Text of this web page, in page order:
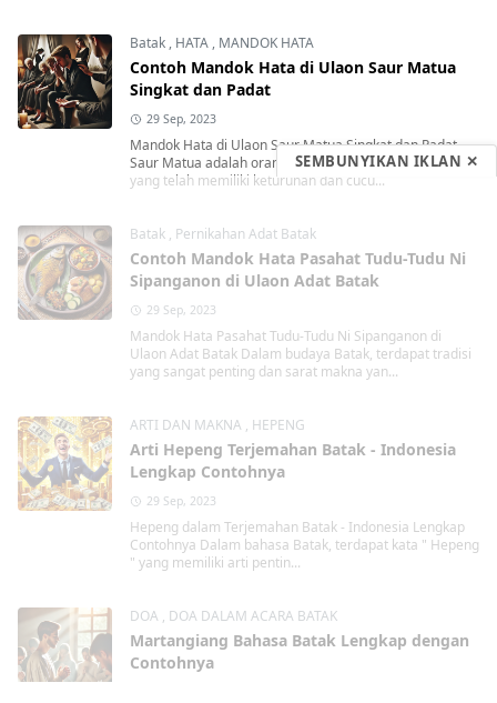
Batak , HATA , MANDOK HATA
Contoh Mandok Hata di Ulaon Saur Matua
Singkat dan Padat
29 Sep, 2023
Mandok Hata di Ulaon Saur Matua Singkat dan Padat
Saur Matua adalah orang yang telah meninggal dunia
yang telah memiliki keturunan dan cucu...
Batak , Pernikahan Adat Batak
Contoh Mandok Hata Pasahat Tudu-Tudu Ni
Sipanganon di Ulaon Adat Batak
29 Sep, 2023
Mandok Hata Pasahat Tudu-Tudu Ni Sipanganon di
Ulaon Adat Batak Dalam budaya Batak, terdapat tradisi
yang sangat penting dan sarat makna yan...
ARTI DAN MAKNA , HEPENG
Arti Hepeng Terjemahan Batak - Indonesia
Lengkap Contohnya
29 Sep, 2023
Hepeng dalam Terjemahan Batak - Indonesia Lengkap
Contohnya Dalam bahasa Batak, terdapat kata " Hepeng
" yang memiliki arti pentin...
DOA , DOA DALAM ACARA BATAK
Martangiang Bahasa Batak Lengkap dengan
Contohnya
SEMBUNYIKAN IKLAN ✕